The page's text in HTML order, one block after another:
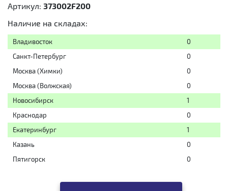
Артикул: 373002F200
Наличие на складах:
Владивосток
0
Санкт-Петербург
0
Москва (Химки)
0
Москва (Волжская)
0
Новосибирск
1
Краснодар
0
Екатеринбург
1
Казань
0
Пятигорск
0